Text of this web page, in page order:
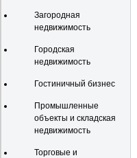
Загородная
недвижимость
Городская
недвижимость
Гостиничный бизнес
Промышленные
объекты и складская
недвижимость
Торговые и